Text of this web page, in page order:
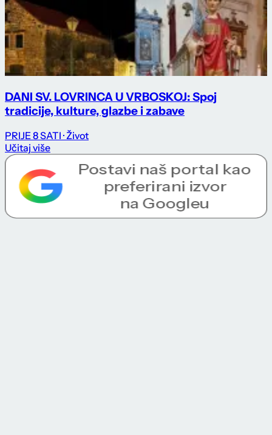
DANI SV. LOVRINCA U VRBOSKOJ: Spoj
tradicije, kulture, glazbe i zabave
PRIJE 8 SATI · Život
Učitaj više